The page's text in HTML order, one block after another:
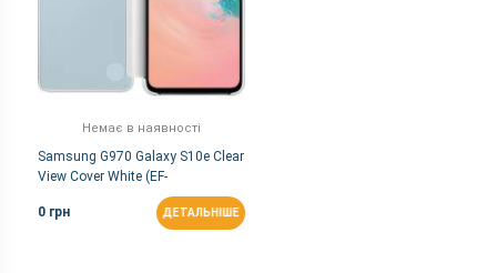
Немає в наявності
Samsung G970 Galaxy S10e Clear
View Cover White (EF-
0 грн
ДЕТАЛЬНІШЕ